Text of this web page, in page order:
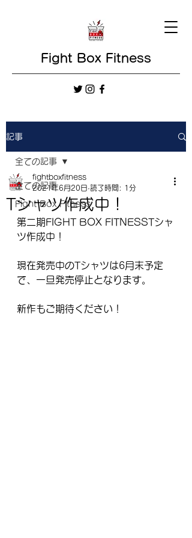
Fight Box Fitness
記事
全ての記事
Fight Box Fitness
全ての記事
Tシャツ作成中！
fightboxfitness
2021年6月20日 読了時間: 1分
第二期FIGHT BOX FITNESSTシャ
ツ作成中！
現在発売中のTシャツは6月末予定
で、一旦発売停止となります。
新作もご期待ください！